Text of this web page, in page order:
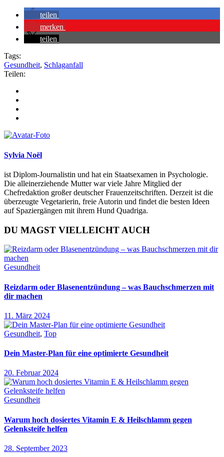
teilen
merken
teilen
Tags:
Gesundheit, Schlaganfall
Teilen:
Sylvia Noël
ist Diplom-Journalistin und hat ein Staatsexamen in Psychologie.
Die alleinerziehende Mutter war viele Jahre Mitglied der
Chefredaktion großer deutscher Frauenzeitschriften. Derzeit ist die
überzeugte Vegetarierin, freie Autorin und findet die besten Ideen
auf Spaziergängen mit ihrem Hund Quadriga.
DU MAGST VIELLEICHT AUCH
Gesundheit
Reizdarm oder Blasenentzündung – was Bauchschmerzen mit
dir machen
11. März 2024
Gesundheit, Top
Dein Master-Plan für eine optimierte Gesundheit
20. Februar 2024
Gesundheit
Warum hoch dosiertes Vitamin E & Heilschlamm gegen
Gelenksteife helfen
28. September 2023